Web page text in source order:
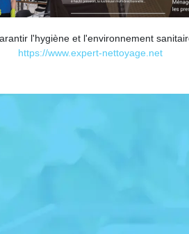
l'hygiène et l'environnement
https://www.expert-nettoyage.net